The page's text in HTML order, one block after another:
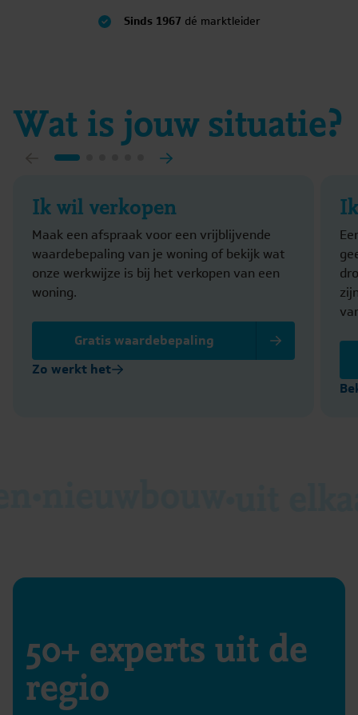
Sinds 1967 dé marktleider
Wat is jouw situatie?
Ik wil verkopen
Maak een afspraak voor een vrijblijvende
waardebepaling van je woning of bekijk wat
onze werkwijze is bij het verkopen van een
woning.
Gratis waardebepaling
Zo werkt het
50+ experts uit de
regio